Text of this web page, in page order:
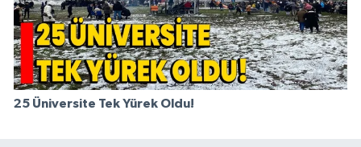
25 Üniversite Tek Yürek Oldu!